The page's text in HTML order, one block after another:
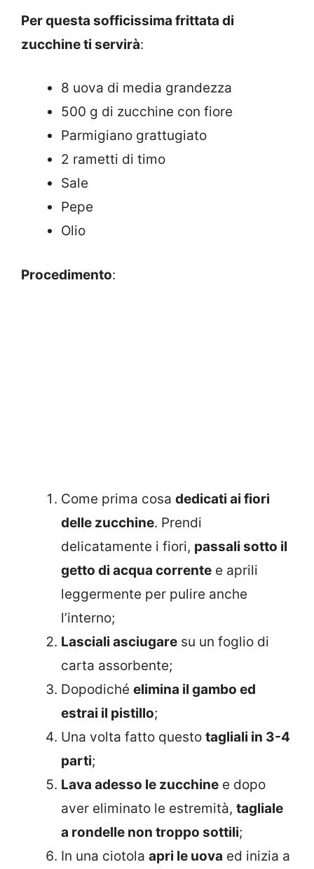
Per questa sofficissima frittata di
zucchine ti servirà:
8 uova di media grandezza
500 g di zucchine con fiore
Parmigiano grattugiato
2 rametti di timo
Sale
Pepe
Olio
Procedimento:
Come prima cosa dedicati ai fiori
delle zucchine. Prendi
delicatamente i fiori, passali sotto il
getto di acqua corrente e aprili
leggermente per pulire anche
l’interno;
Lasciali asciugare su un foglio di
carta assorbente;
Dopodiché elimina il gambo ed
estrai il pistillo;
Una volta fatto questo tagliali in 3-4
parti;
Lava adesso le zucchine e dopo
aver eliminato le estremità, tagliale
a rondelle non troppo sottili;
In una ciotola apri le uova ed inizia a